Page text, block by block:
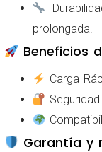
prolongada.
Beneficios
Carga
Garantía y